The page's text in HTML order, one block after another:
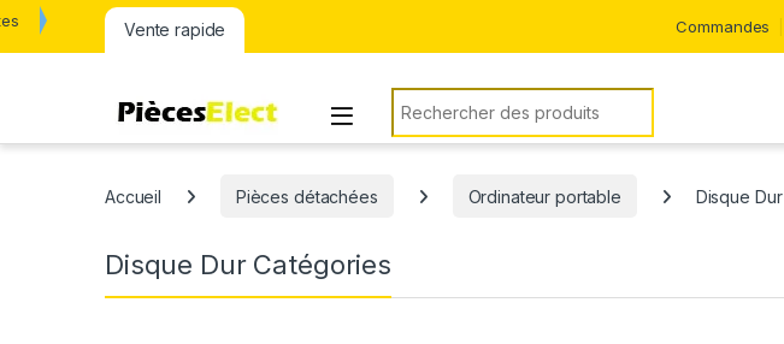
Vente rapide Commandes
Rechercher:
Accueil Pièces détachées Ordinateur portable Disque Dur
Disque Dur Catégories